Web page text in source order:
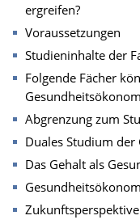
ergreifen?
Voraussetzungen
Studieninhalte der
Folgende Fächer
Abgrenzung zum
Duales Studium
Das Gehalt als